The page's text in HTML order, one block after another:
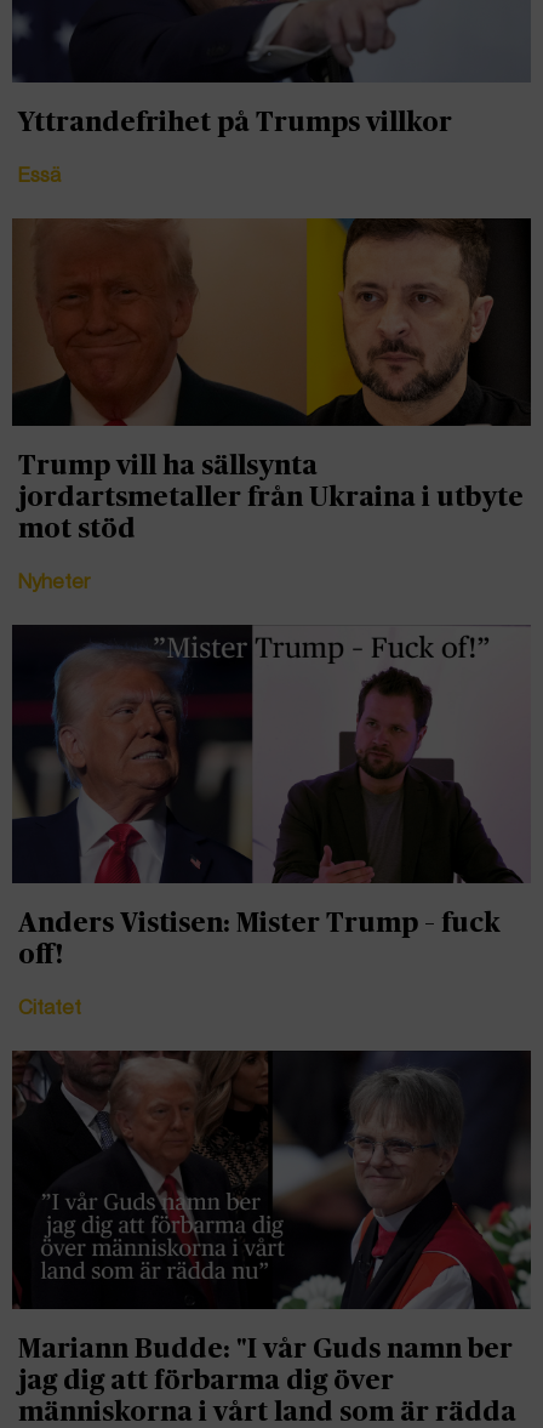
Yttrandefrihet på Trumps villkor
Essä
Trump vill ha sällsynta
jordartsmetaller från Ukraina i utbyte
mot stöd
Nyheter
Anders Vistisen: Mister Trump – fuck
off!
Citatet
Mariann Budde: "I vår Guds namn ber
jag dig att förbarma dig över
människorna i vårt land som är rädda